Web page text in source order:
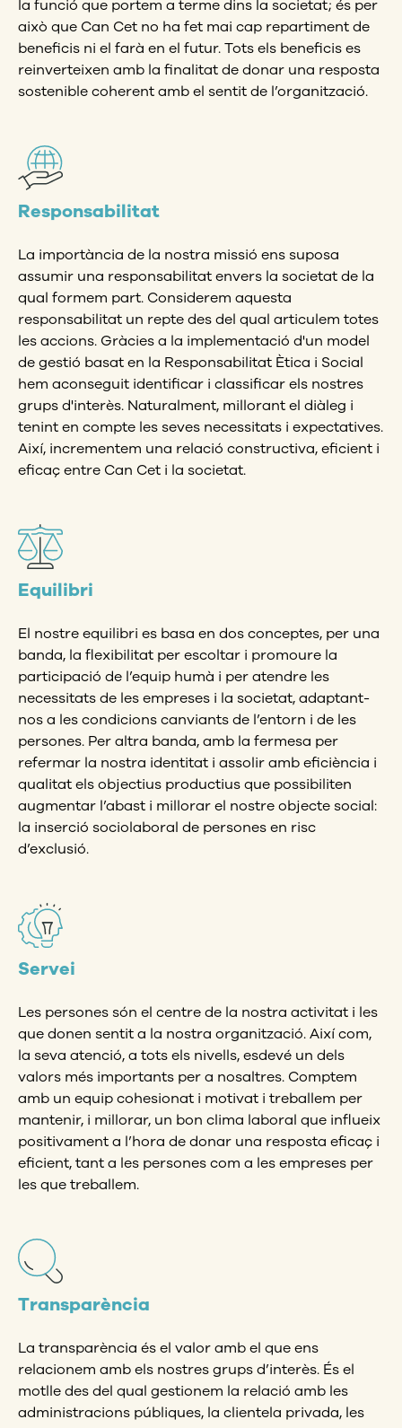
la funció que portem a terme dins la societat; és per
això que Can Cet no ha fet mai cap repartiment de
beneficis ni el farà en el futur. Tots els beneficis es
reinverteixen amb la finalitat de donar una resposta
sostenible coherent amb el sentit de l’organització.
Responsabilitat
La importància de la nostra missió ens suposa
assumir una responsabilitat envers la societat de la
qual formem part. Considerem aquesta
responsabilitat un repte des del qual articulem totes
les accions. Gràcies a la implementació d'un model
de gestió basat en la Responsabilitat Ètica i Social
hem aconseguit identificar i classificar els nostres
grups d'interès. Naturalment, millorant el diàleg i
tenint en compte les seves necessitats i expectatives.
Així, incrementem una relació constructiva, eficient i
eficaç entre Can Cet i la societat.
Equilibri
El nostre equilibri es basa en dos conceptes, per una
banda, la flexibilitat per escoltar i promoure la
participació de l’equip humà i per atendre les
necessitats de les empreses i la societat, adaptant-
nos a les condicions canviants de l’entorn i de les
persones. Per altra banda, amb la fermesa per
refermar la nostra identitat i assolir amb eficiència i
qualitat els objectius productius que possibiliten
augmentar l’abast i millorar el nostre objecte social:
la inserció sociolaboral de persones en risc
d’exclusió.
Servei
Les persones són el centre de la nostra activitat i les
que donen sentit a la nostra organització. Així com,
la seva atenció, a tots els nivells, esdevé un dels
valors més importants per a nosaltres. Comptem
amb un equip cohesionat i motivat i treballem per
mantenir, i millorar, un bon clima laboral que influeix
positivament a l’hora de donar una resposta eficaç i
eficient, tant a les persones com a les empreses per
les que treballem.
Transparència
La transparència és el valor amb el que ens
relacionem amb els nostres grups d’interès. És el
motlle des del qual gestionem la relació amb les
administracions públiques, la clientela privada, les